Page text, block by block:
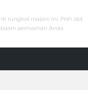
rungkat malam ini. Pilih slot
permainan Anda.